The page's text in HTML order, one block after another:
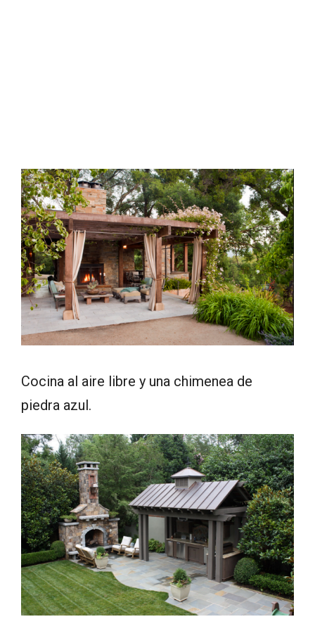
Cocina al aire libre y una chimenea de
piedra azul.